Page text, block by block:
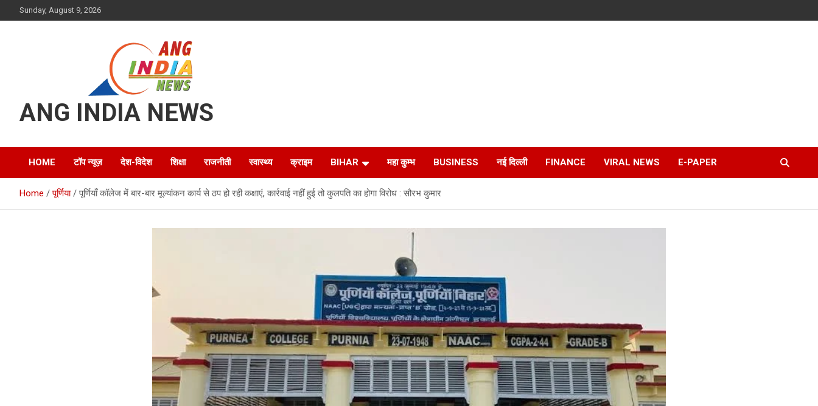
to
Sunday, August 9, 2026
ANG INDIA NEWS
HOME टॉप न्यूज़ देश-विदेश शिक्षा राजनीती स्वास्थ्य क्राइम BIHAR महा कुम्भ BUSINESS नई दिल्ली FINANCE VIRAL NEWS E-PAPER
Home पूर्णिया पूर्णियाँ कॉलेज में बार-बार मूल्यांकन कार्य से ठप हो रही कक्षाएं, कार्रवाई नहीं हुई तो कुलपति का होगा विरोध : सौरभ कुमार